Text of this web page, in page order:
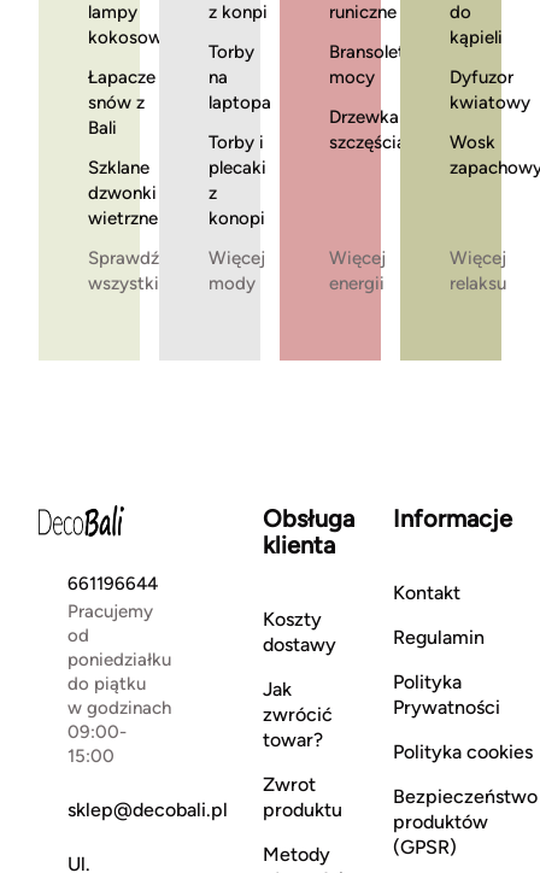
lampy
kokosowe
Łapacze
snów z
Bali
Szklane
dzwonki
wietrzne
Sprawdź
wszystkie
z konpi
Torby
na
laptopa
Torby i
plecaki
z
konopi
Więcej
mody
runiczne
Bransoletki
mocy
Drzewka
szczęścia
Więcej
energii
do
kąpieli
Dyfuzor
kwiatowy
Wosk
Więcej
relaksu
661196644
Pracujemy
od
poniedziałku
do piątku
w godzinach
09:00-
15:00
sklep@decobali.pl
Ul.
Obsługa
klienta
Koszty
dostawy
Jak
zwrócić
towar?
Zwrot
produktu
Metody
Informacje
Kontakt
Regulamin
Polityka
Prywatności
Polityka cookies
Bezpieczeństwo
produktów
(GPSR)